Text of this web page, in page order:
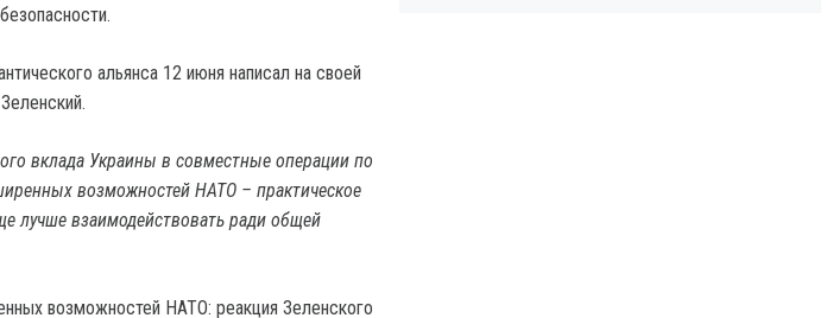
альянса 12 июня написал на своей
вклада Украины в совместные операции по
возможностей НАТО – практическое
лучше взаимодействовать ради общей